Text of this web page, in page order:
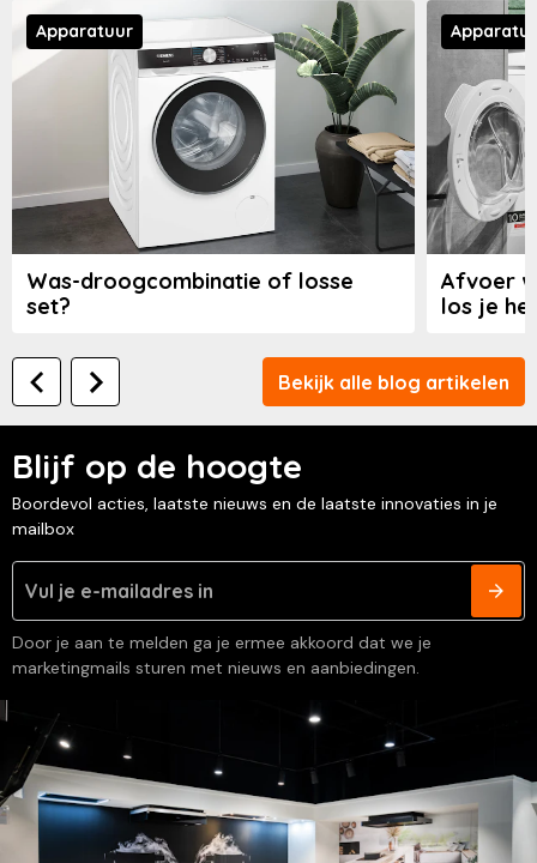
Was-droogcombinatie of losse
set?
Apparatuur
Afvoer
los je
Bekijk alle blog artikelen
Blijf op de hoogte
Boordevol acties, laatste nieuws en de laatste innovaties in je
mailbox
Door je aan te melden ga je ermee akkoord dat we je
marketingmails sturen met nieuws en aanbiedingen.